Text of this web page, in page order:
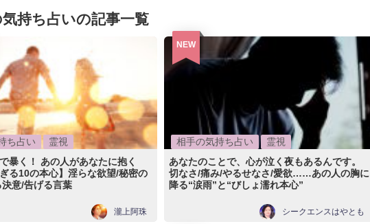
持ち占いの記事一覧
ち占い
霊視
暴く！ あの人があなたに抱く
ぎる10の本心】淫らな欲望/秘密の
意/告げる言葉
瀧上阿珠
NEW
相手の気持ち占い
霊視
あなたのことで、心が泣く夜もあるんです。
切なさ/痛み/やるせなさ/愛欲……あの人の胸に
降る“涙雨”と“びしょ濡れ本心”
シークエンスはやとも